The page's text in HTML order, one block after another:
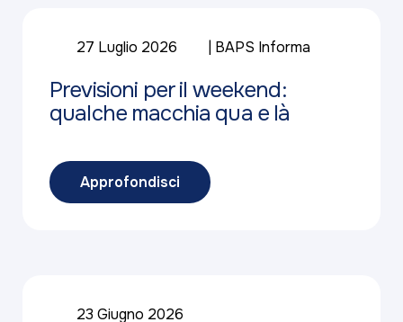
27 Luglio 2026 BAPS Informa
Previsioni per il weekend:
qualche macchia qua e là
Approfondisci
23 Giugno 2026